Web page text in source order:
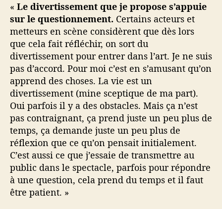
« Le divertissement que je propose s’appuie
sur le questionnement. Certains acteurs et
metteurs en scène considèrent que dès lors
que cela fait réfléchir, on sort du
divertissement pour entrer dans l’art. Je ne suis
pas d’accord. Pour moi c’est en s’amusant qu’on
apprend des choses. La vie est un
divertissement (mine sceptique de ma part).
Oui parfois il y a des obstacles. Mais ça n’est
pas contraignant, ça prend juste un peu plus de
temps, ça demande juste un peu plus de
réflexion que ce qu’on pensait initialement.
C’est aussi ce que j’essaie de transmettre au
public dans le spectacle, parfois pour répondre
à une question, cela prend du temps et il faut
être patient. »